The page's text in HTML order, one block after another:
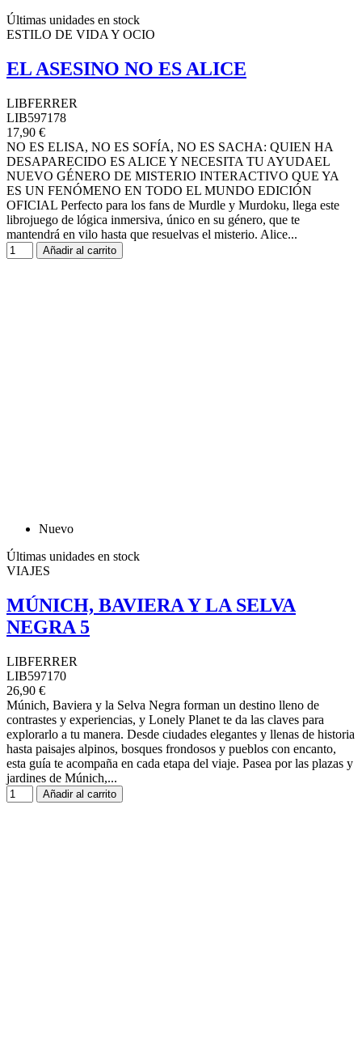
Últimas unidades en stock
ESTILO DE VIDA Y OCIO
EL ASESINO NO ES ALICE
LIBFERRER
LIB597178
17,90 €
NO ES ELISA, NO ES SOFÍA, NO ES SACHA: QUIEN HA
DESAPARECIDO ES ALICE Y NECESITA TU AYUDAEL
NUEVO GÉNERO DE MISTERIO INTERACTIVO QUE YA
ES UN FENÓMENO EN TODO EL MUNDO EDICIÓN
OFICIAL Perfecto para los fans de Murdle y Murdoku, llega este
librojuego de lógica inmersiva, único en su género, que te
mantendrá en vilo hasta que resuelvas el misterio. Alice...
Añadir al carrito
Nuevo
Últimas unidades en stock
VIAJES
MÚNICH, BAVIERA Y LA SELVA
NEGRA 5
LIBFERRER
LIB597170
26,90 €
Múnich, Baviera y la Selva Negra forman un destino lleno de
contrastes y experiencias, y Lonely Planet te da las claves para
explorarlo a tu manera. Desde ciudades elegantes y llenas de historia
hasta paisajes alpinos, bosques frondosos y pueblos con encanto,
esta guía te acompaña en cada etapa del viaje. Pasea por las plazas y
jardines de Múnich,...
Añadir al carrito